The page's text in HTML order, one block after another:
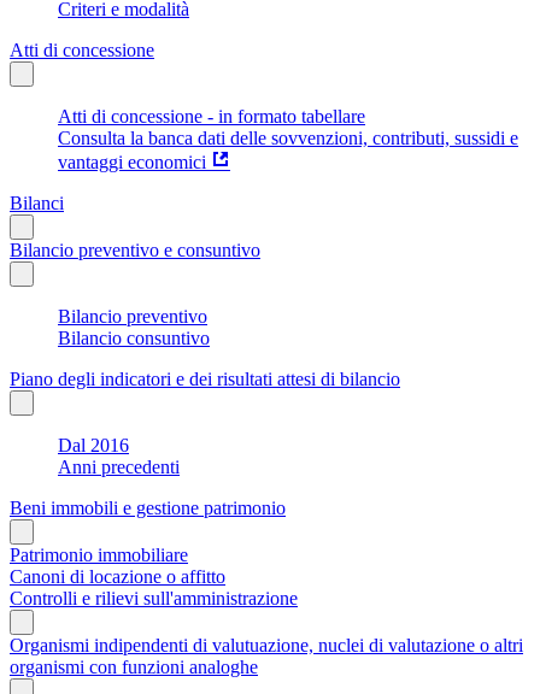
Criteri e modalità
Atti di concessione
Atti di concessione - in formato tabellare
Consulta la banca dati delle sovvenzioni, contributi, sussidi e
vantaggi economici
Bilanci
Bilancio preventivo e consuntivo
Bilancio preventivo
Bilancio consuntivo
Piano degli indicatori e dei risultati attesi di bilancio
Dal 2016
Anni precedenti
Beni immobili e gestione patrimonio
Patrimonio immobiliare
Canoni di locazione o affitto
Controlli e rilievi sull'amministrazione
Organismi indipendenti di valutuazione, nuclei di valutazione o altri
organismi con funzioni analoghe